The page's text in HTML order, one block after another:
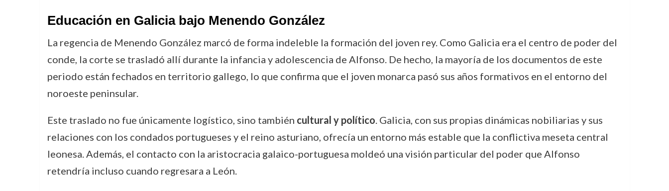
Educación en Galicia bajo Menendo González
La regencia de Menendo González marcó de forma indeleble la formación del joven rey. Como Galicia era el centro de poder del
conde, la corte se trasladó allí durante la infancia y adolescencia de Alfonso. De hecho, la mayoría de los documentos de este
periodo están fechados en territorio gallego, lo que confirma que el joven monarca pasó sus años formativos en el entorno del
noroeste peninsular.
Este traslado no fue únicamente logístico, sino también cultural y político. Galicia, con sus propias dinámicas nobiliarias y sus
relaciones con los condados portugueses y el reino asturiano, ofrecía un entorno más estable que la conflictiva meseta central
leonesa. Además, el contacto con la aristocracia galaico-portuguesa moldeó una visión particular del poder que Alfonso
retendría incluso cuando regresara a León.